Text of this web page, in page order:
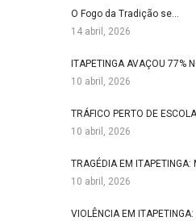
O Fogo da Tradição se…
14 abril, 2026
ITAPETINGA AVAÇOU 77%
10 abril, 2026
TRÁFICO PERTO DE
10 abril, 2026
TRAGÉDIA EM ITAPETINGA:
10 abril, 2026
VIOLÊNCIA EM